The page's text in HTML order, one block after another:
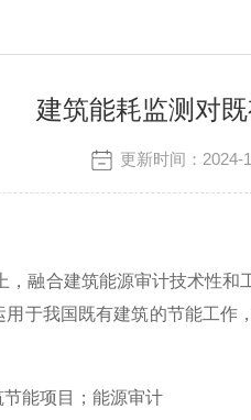
建筑能耗监测对
更新时间：
，融合建筑能源审计技术性
于我国既有建筑的节能工
能项目；能源审计